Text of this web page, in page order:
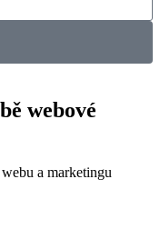
webové
a marketingu